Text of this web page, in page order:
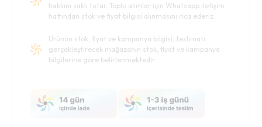
hakkını saklı tutar. Toplu alımlar için Whatsapp iletişim
hattından stok ve fiyat bilgisi alınmasını rica ederiz.
Ürünün stok, fiyat ve kampanya bilgisi, teslimatı
gerçekleştirecek mağazanın stok, fiyat ve kampanya
bilgilerine göre belirlenmektedir.